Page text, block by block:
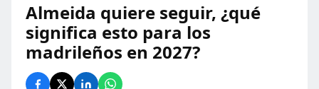
Almeida quiere seguir, ¿qué
significa esto para los
madrileños en 2027?